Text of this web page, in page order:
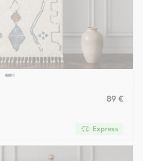
89 €
Express